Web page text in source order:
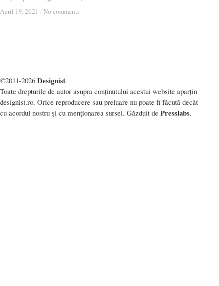
April 19, 2021 / No comments
April 19, 2021 / No comments
©2011-2026 Designist
Toate drepturile de autor asupra conținutului acestui website aparțin
designist.ro. Orice reproducere sau preluare nu poate fi făcută decât
cu acordul nostru și cu menționarea sursei. Găzduit de Presslabs.